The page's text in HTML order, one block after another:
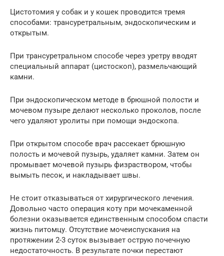
Цистотомия у собак и у кошек проводится тремя
способами: трансуретральным, эндоскопическим и
открытым.
При трансуретральном способе через уретру вводят
специальный аппарат (цистоскоп), размельчающий
камни.
При эндоскопическом методе в брюшной полости и
мочевом пузыре делают несколько проколов, после
чего удаляют уролиты при помощи эндоскопа.
При открытом способе врач рассекает брюшную
полость и мочевой пузырь, удаляет камни. Затем он
промывает мочевой пузырь физраствором, чтобы
вымыть песок, и накладывает швы.
Не стоит отказываться от хирургического лечения.
Довольно часто операция коту при мочекаменной
болезни оказывается единственным способом спасти
жизнь питомцу. Отсутствие мочеиспускания на
протяжении 2-3 суток вызывает острую почечную
недостаточность. В результате почки перестают